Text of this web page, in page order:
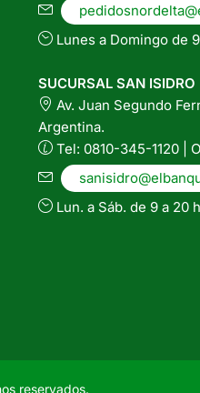
Lunes a Domingo de
SUCURSAL SAN ISIDRO
Av. Juan Segundo
Argentina.
Tel: 0810-345-1120 |
Lun. a Sáb. de 9 a 20
reservados.